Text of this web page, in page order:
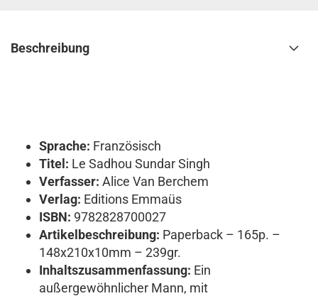
Beschreibung
Sprache: Französisch
Titel: Le Sadhou Sundar Singh
Verfasser: Alice Van Berchem
Verlag: Editions Emmaüs
ISBN: 9782828700027
Artikelbeschreibung: Paperback – 165p. –
148x210x10mm – 239gr.
Inhaltszusammenfassung: Ein
außergewöhnlicher Mann, mit